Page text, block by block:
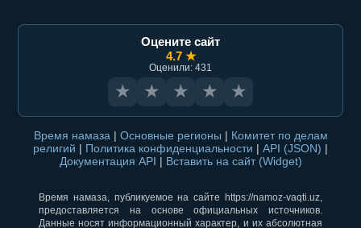
Оцените сайт
4.7 ★
Оценили: 431
★ ★ ★ ★ ★
Время намаза | Основные регионы | Комитет по делам
религий | Политика конфиденциальности | API (JSON) |
Документация API | Вставить на сайт (Widget)
Время намаза, публикуемое на сайте https://namoz-vaqti.uz,
предоставляется на основе официальных источников.
Данные носят информационный характер, и их абсолютная